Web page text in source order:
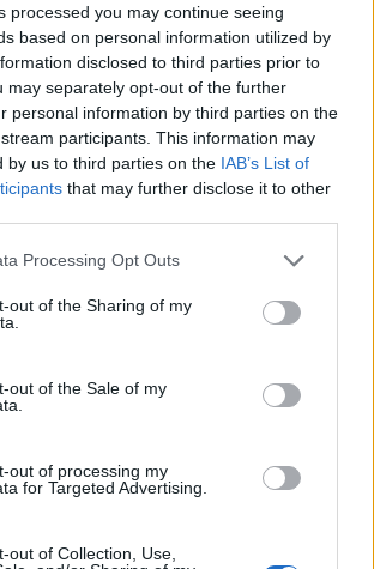
processed you may continue seeing
based on personal information utilized by
disclosed to third parties prior to
may separately opt-out of the further
personal information by third parties on the
participants. This information may
by us to third parties on the IAB’s List of
that may further disclose it to other
website/app uses one or more Google
visit or usage behaviour. You may click to
to Google and its third-party tags to
below specified purposes in below Google
Processing Opt Outs
out of the Sharing of my
out of the Sale of my
out of processing my
for Targeted Advertising.
out of Collection, Use,
csak pár nap telt el, viszont
viseli a dolgot. Jelenleg új
Tracee Ellis Rossal, akivel a forgatás
kapták őket. Szerencsére
jól szórakozik és egyáltalán